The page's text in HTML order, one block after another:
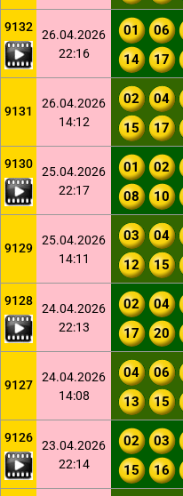
9132
26.04.2026
22:16
01 06
14
17
9131
26.04.2026
14:12
02 04
15
17
9130
25.04.2026
22:17
01 02
08
10
9129
25.04.2026
14:11
03 04
12
15
9128
24.04.2026
22:13
02 04
17
20
9127
24.04.2026
14:08
04 06
13
15
9126
23.04.2026
22:14
02 03
15
16